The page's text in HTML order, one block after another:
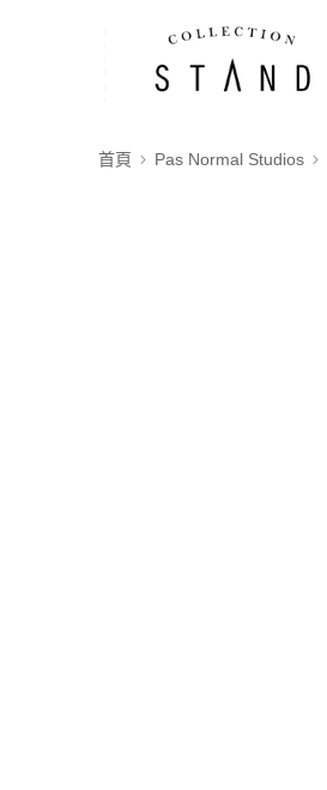
首頁 Pas Normal Studios